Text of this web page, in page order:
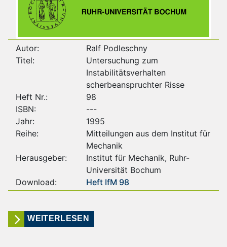
Autor:
Ralf Podleschny
Titel:
Untersuchung zum
Instabilitätsverhalten
scherbeanspruchter Risse
Heft Nr.:
98
ISBN:
---
Jahr:
1995
Reihe:
Mitteilungen aus dem Institut für
Mechanik
Herausgeber:
Institut für Mechanik, Ruhr-
Universität Bochum
Download:
Heft IfM 98
WEITERLESEN